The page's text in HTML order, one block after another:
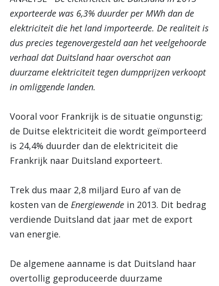
exporteerde was 6,3% duurder per MWh dan de
elektriciteit die het land importeerde. De realiteit is
dus precies tegenovergesteld aan het veelgehoorde
verhaal dat Duitsland haar overschot aan
duurzame elektriciteit tegen dumpprijzen verkoopt
in omliggende landen.
Vooral voor Frankrijk is de situatie ongunstig;
de Duitse elektriciteit die wordt geïmporteerd
is 24,4% duurder dan de elektriciteit die
Frankrijk naar Duitsland exporteert.
Trek dus maar 2,8 miljard Euro af van de
kosten van de Energiewende in 2013. Dit bedrag
verdiende Duitsland dat jaar met de export
van energie.
De algemene aanname is dat Duitsland haar
overtollig geproduceerde duurzame